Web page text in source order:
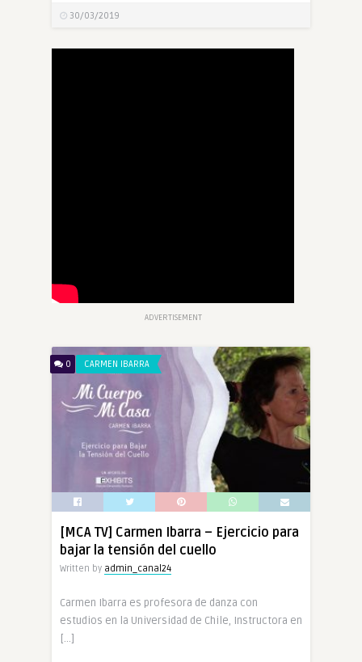
30/03/2019
ADVERTISEMENT
0 CARMEN IBARRA
[MCA TV] Carmen Ibarra – Ejercicio para
bajar la tensión del cuello
Written by admin_canal24
Carmen Ibarra es profesora de danza con
estudios en la Universidad de Chile, Instructora en
[…]